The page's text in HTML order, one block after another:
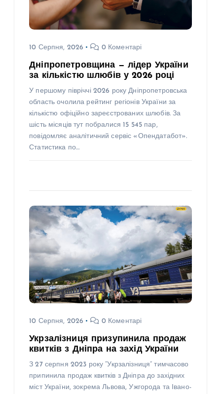
10 Серпня, 2026 0 Коментарі
Дніпропетровщина — лідер України
за кількістю шлюбів у 2026 році
У першому півріччі 2026 року Дніпропетровська
область очолила рейтинг регіонів України за
кількістю офіційно зареєстрованих шлюбів. За
шість місяців тут побралися 15 545 пар,
повідомляє аналітичний сервіс «Опендатабот».
Статистика по…
10 Серпня, 2026 0 Коментарі
Укрзалізниця призупинила продаж
квитків з Дніпра на захід України
З 27 серпня 2023 року “Укрзалізниця” тимчасово
припинила продаж квитків з Дніпра до західних
міст України, зокрема Львова, Ужгорода та Івано-